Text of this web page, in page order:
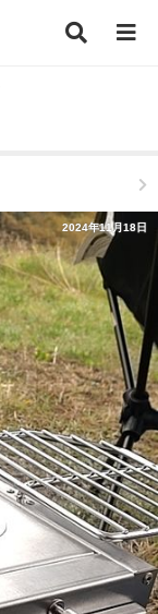
2024年11月18日